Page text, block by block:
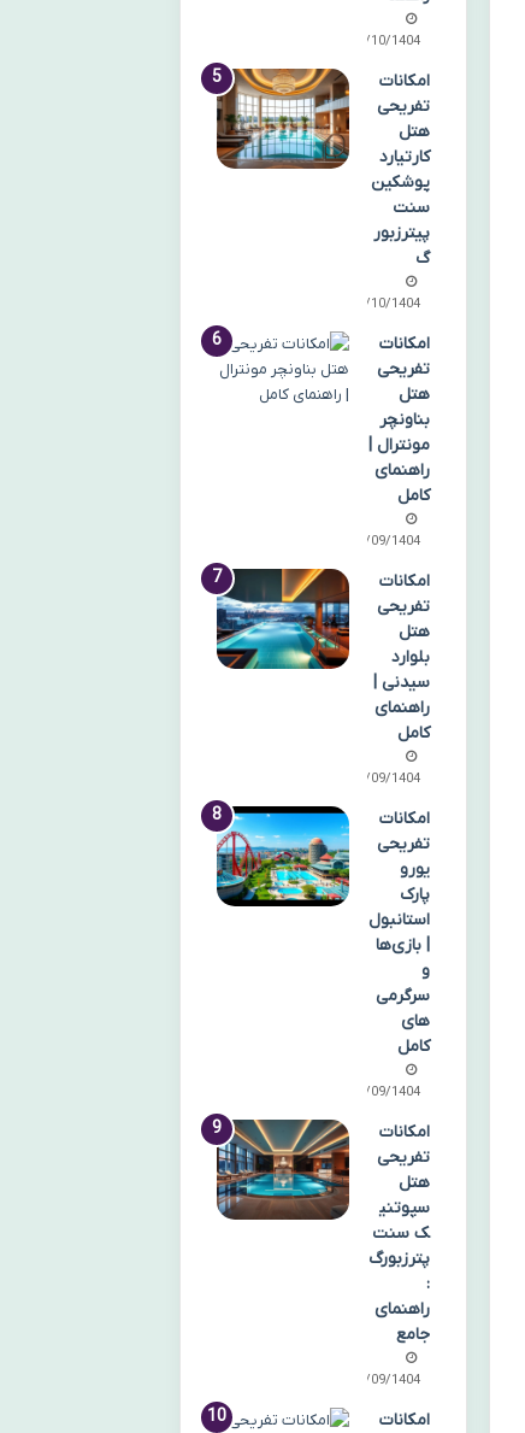
06/10/1404
امکانات
تفریحی
هتل
کارتیارد
پوشکین
سنت
پیترزبور
گ
01/10/1404
امکانات
تفریحی
هتل
بناونچر
مونترال |
راهنمای
کامل
30/09/1404
امکانات
تفریحی
هتل
بلوارد
سیدنی |
راهنمای
کامل
29/09/1404
امکانات
تفریحی
یورو
پارک
استانبول
| بازی‌ها
و
سرگرمی‌
های
کامل
28/09/1404
امکانات
تفریحی
هتل
سپوتنی
ک سنت
پترزبورگ
:
راهنمای
جامع
27/09/1404
امکانات